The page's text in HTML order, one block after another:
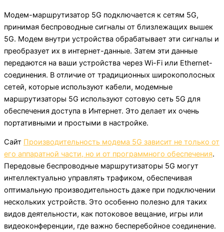
Модем-маршрутизатор 5G подключается к сетям 5G,
принимая беспроводные сигналы от близлежащих вышек
5G. Модем внутри устройства обрабатывает эти сигналы и
преобразует их в интернет-данные. Затем эти данные
передаются на ваши устройства через Wi-Fi или Ethernet-
соединения. В отличие от традиционных широкополосных
сетей, которые используют кабели, модемные
маршрутизаторы 5G используют сотовую сеть 5G для
обеспечения доступа в Интернет. Это делает их очень
портативными и простыми в настройке.
Сайт Производительность модема 5G зависит не только от
его аппаратной части, но и от программного обеспечения.
Передовые беспроводные маршрутизаторы 5G могут
интеллектуально управлять трафиком, обеспечивая
оптимальную производительность даже при подключении
нескольких устройств. Это особенно полезно для таких
видов деятельности, как потоковое вещание, игры или
видеоконференции, где важно бесперебойное соединение.